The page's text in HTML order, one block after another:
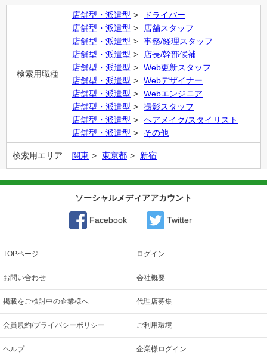
検索用職種
店舗型・派遣型
ドライバー
店舗型・派遣型
店舗スタッフ
店舗型・派遣型
事務/経理スタッフ
店舗型・派遣型
店長/幹部候補
店舗型・派遣型
Web更新スタッフ
店舗型・派遣型
Webデザイナー
店舗型・派遣型
Webエンジニア
店舗型・派遣型
撮影スタッフ
店舗型・派遣型
ヘアメイク/スタイリスト
店舗型・派遣型
その他
検索用エリア 関東 東京都 新宿
ソーシャルメディアアカウント
Facebook Twitter
TOPページ ログイン
お問い合わせ 会社概要
掲載をご検討中の企業様へ 代理店募集
会員規約/プライバシーポリシー ご利用環境
ヘルプ 企業様ログイン